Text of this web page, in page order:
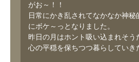
がお～！！
日常にかき乱されてなかなか神
にボケ～っとなりました。
昨日の月はホント吸い込まれそう
心の平穏を保ちつつ暮らしていき